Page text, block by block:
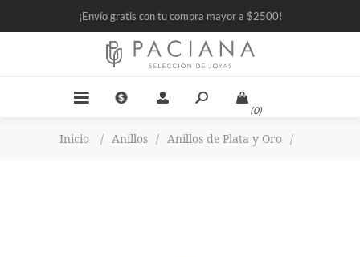
¡Envío gratis con tu compra mayor a $2500!
(0)
Inicio / Anillos / Anillos de Plata y Oro /